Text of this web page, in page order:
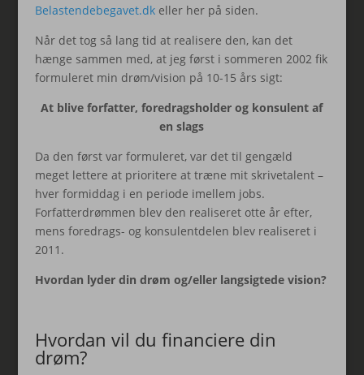
Belastendebegavet.dkeller her på siden.
Når det tog så lang tid at realisere den, kan det
hænge sammen med, at jeg først i sommeren 2002 fik
formuleret min drøm/vision på 10-15 års sigt:
At blive forfatter, foredragsholder og konsulent af
en slags
Da den først var formuleret, var det til gengæld
meget lettere at prioritere at træne mit skrivetalent –
hver formiddag i en periode imellem jobs.
Forfatterdrømmen blev den realiseret otte år efter,
mens foredrags- og konsulentdelen blev realiseret i
2011.
Hvordan lyder din drøm og/eller langsigtede vision?
Hvordan vil du financiere din
drøm?